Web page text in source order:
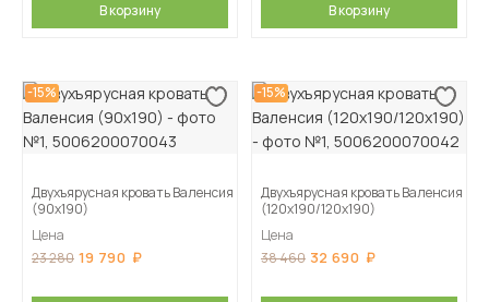
В корзину В корзину
-15%
Двухъярусная кровать Валенсия
(90х190)
Цена
23 280 19 790
-15%
Двухъярусная кровать Валенсия
(120х190/120х190)
Цена
38 460 32 690